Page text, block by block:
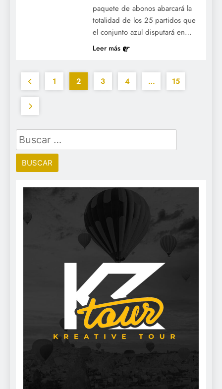
paquete de abonos abarcará la
totalidad de los 25 partidos que
el conjunto azul disputará en…
Leer más
1 2 3 4 … 15
Buscar: